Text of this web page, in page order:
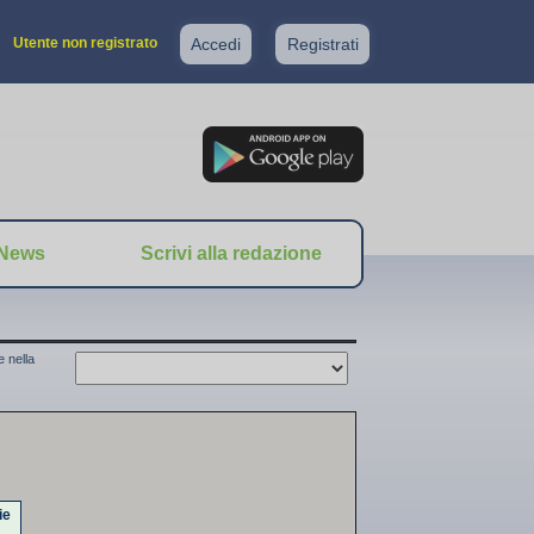
Scrivi alla redazione
nella
Utente non registrato Accedi Registrati